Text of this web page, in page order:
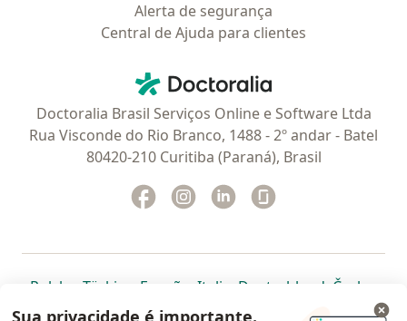
Alerta de segurança
Central de Ajuda para clientes
Doctoralia - Homepage
Doctoralia Brasil Serviços Online e Software Ltda
Rua Visconde do Rio Branco, 1488 - 2º andar - Batel
80420-210 Curitiba (Paraná), Brasil
Facebook
abre num novo separador
Instagram
abre num novo separador
Linkedin
abre num novo
Polska abre num novo separador
Türkiye abre num novo separador
España abre num novo separador
Italia abre num novo
Deutschlandabre num
Česko
Portugal abre num novo separador
, México abre num novo separador
, abre num novo separador
Brasil abre num novoabre num
abre
Sua privacidade é importante.